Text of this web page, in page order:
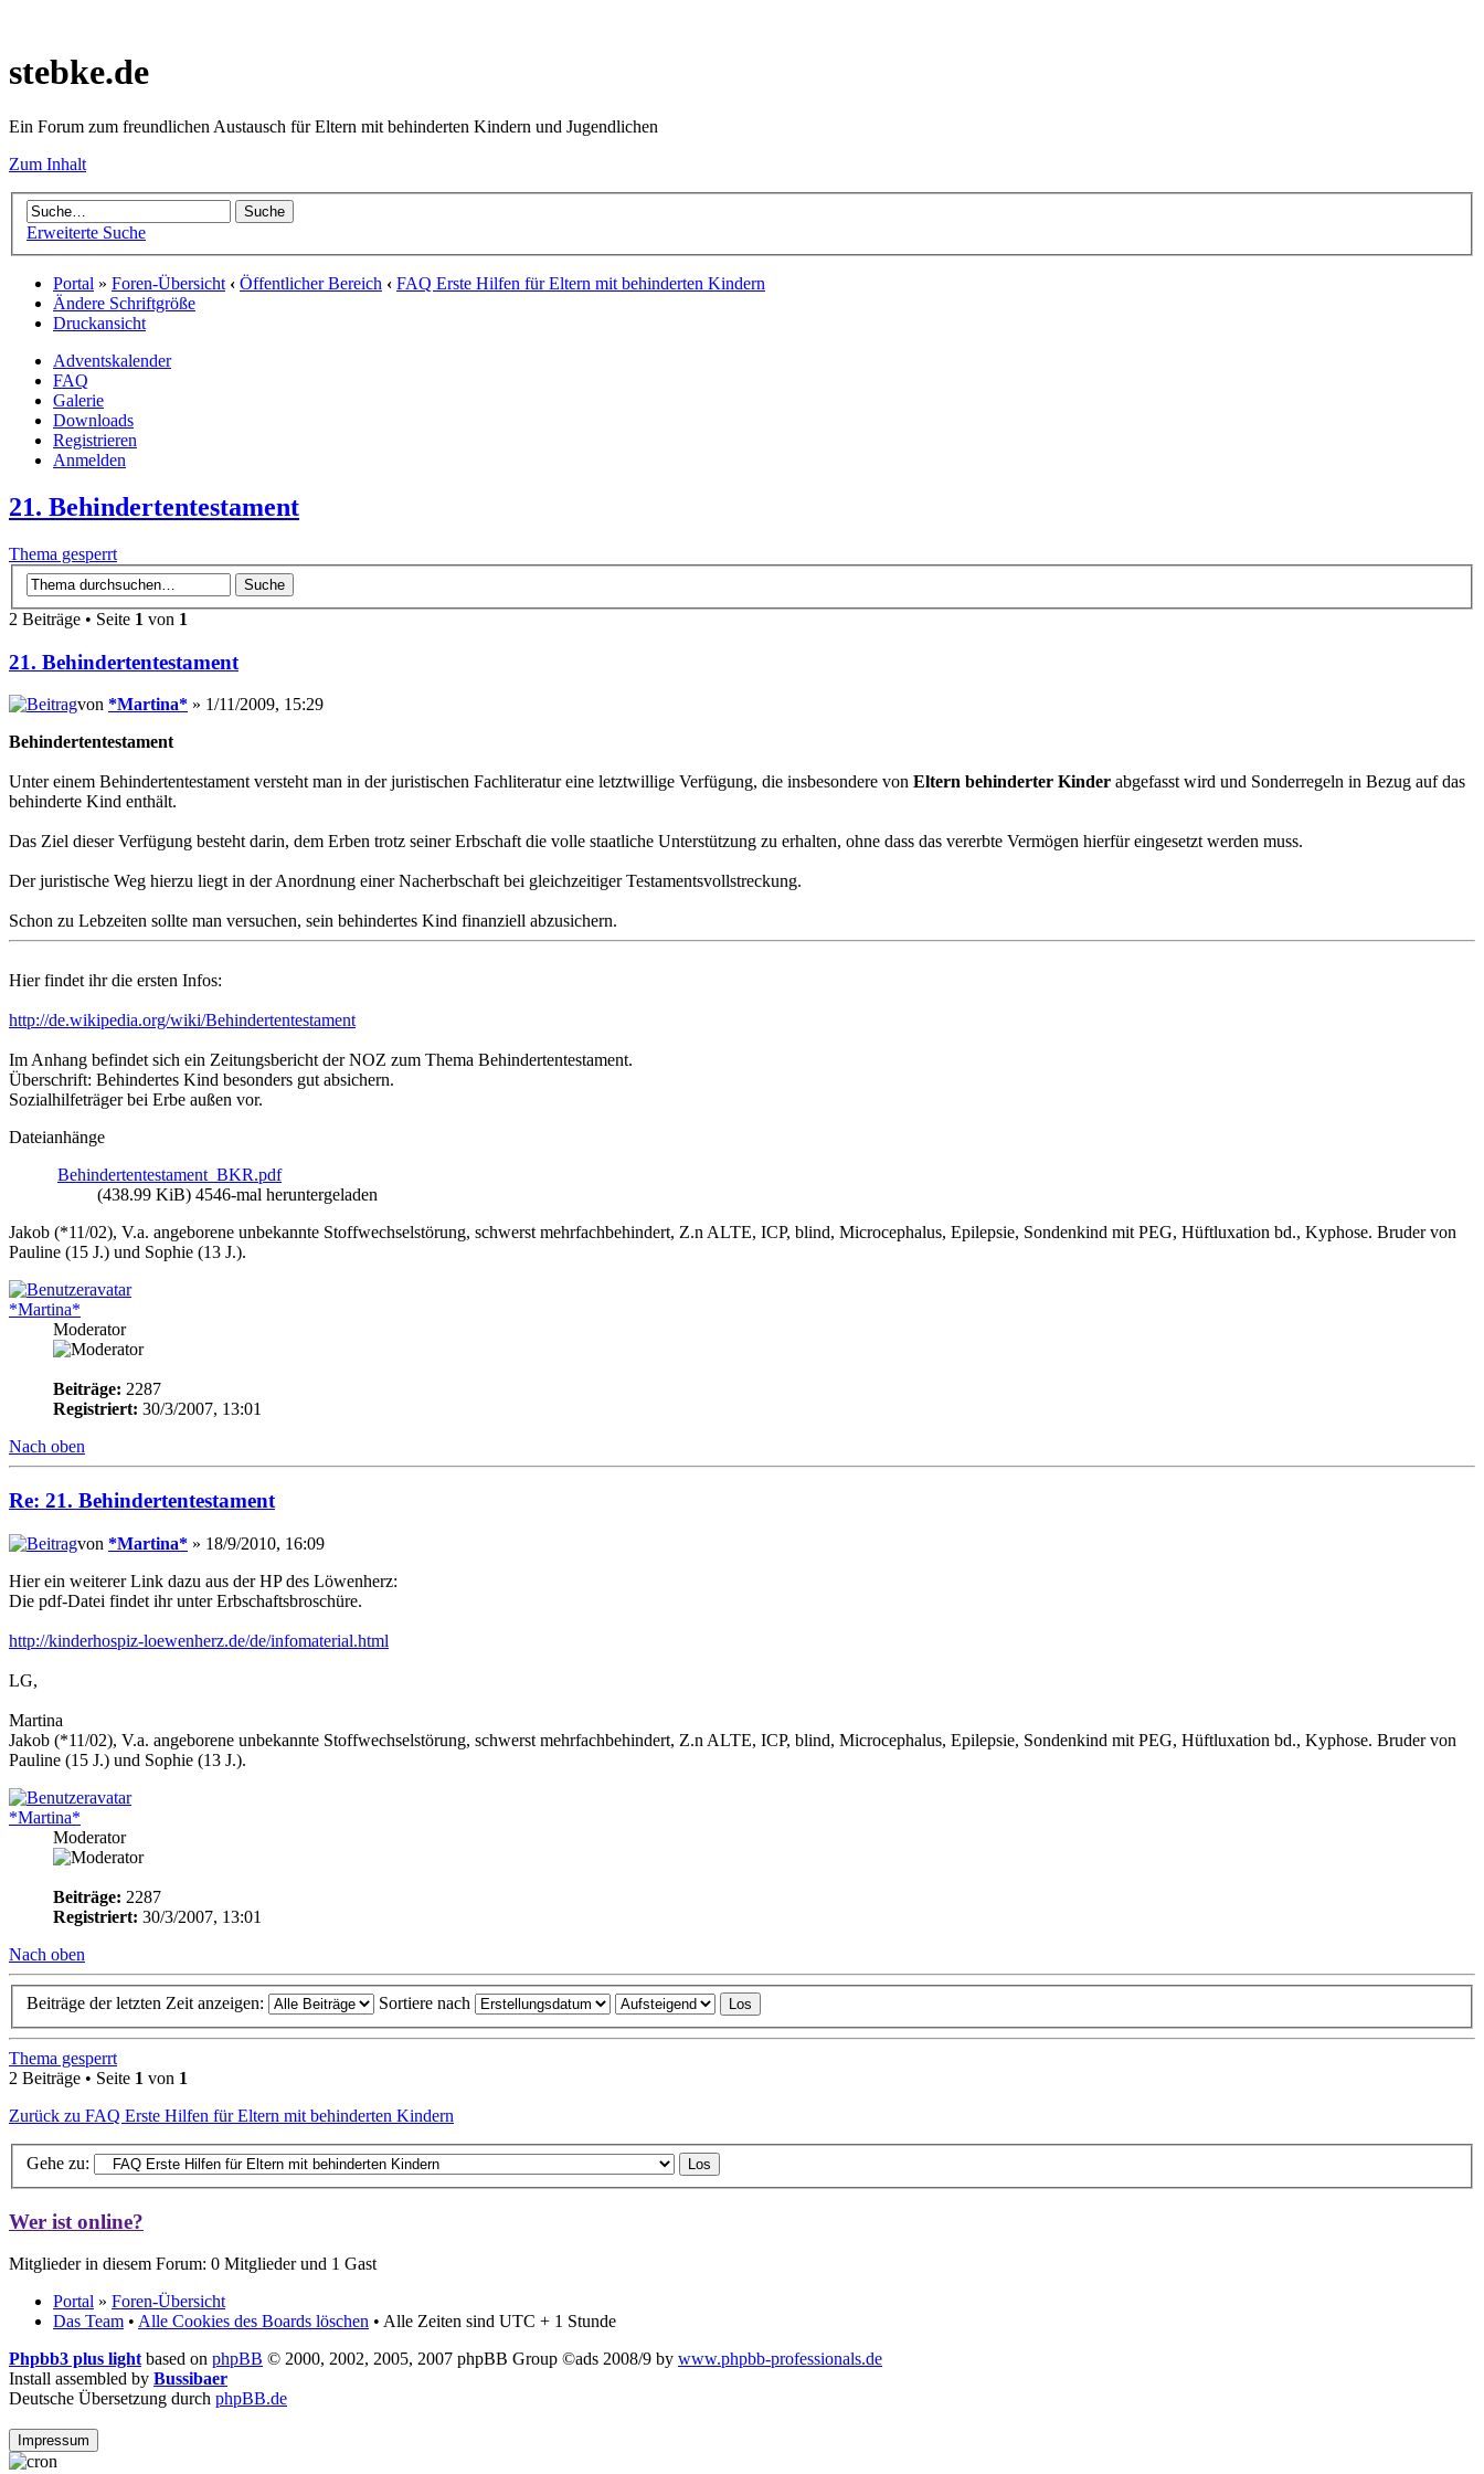
stebke.de
Ein Forum zum freundlichen Austausch für Eltern mit behinderten Kindern und Jugendlichen
Zum Inhalt
Erweiterte Suche
Portal » Foren-Übersicht ‹ Öffentlicher Bereich ‹ FAQ Erste Hilfen für Eltern mit behinderten Kindern
Ändere Schriftgröße
Druckansicht
Adventskalender
FAQ
Galerie
Downloads
Registrieren
Anmelden
21. Behindertentestament
Thema gesperrt
2 Beiträge • Seite 1 von 1
21. Behindertentestament
von *Martina* » 1/11/2009, 15:29
Behindertentestament
Unter einem Behindertentestament versteht man in der juristischen Fachliteratur eine letztwillige Verfügung, die insbesondere von Eltern behinderter Kinder abgefasst wird und Sonderregeln in Bezug auf das
behinderte Kind enthält.
Das Ziel dieser Verfügung besteht darin, dem Erben trotz seiner Erbschaft die volle staatliche Unterstützung zu erhalten, ohne dass das vererbte Vermögen hierfür eingesetzt werden muss.
Der juristische Weg hierzu liegt in der Anordnung einer Nacherbschaft bei gleichzeitiger Testamentsvollstreckung.
Schon zu Lebzeiten sollte man versuchen, sein behindertes Kind finanziell abzusichern.
Hier findet ihr die ersten Infos:
http://de.wikipedia.org/wiki/Behindertentestament
Im Anhang befindet sich ein Zeitungsbericht der NOZ zum Thema Behindertentestament.
Überschrift: Behindertes Kind besonders gut absichern.
Sozialhilfeträger bei Erbe außen vor.
Dateianhänge
Behindertentestament_BKR.pdf
(438.99 KiB) 4546-mal heruntergeladen
Jakob (*11/02), V.a. angeborene unbekannte Stoffwechselstörung, schwerst mehrfachbehindert, Z.n ALTE, ICP, blind, Microcephalus, Epilepsie, Sondenkind mit PEG, Hüftluxation bd., Kyphose. Bruder von
Pauline (15 J.) und Sophie (13 J.).
*Martina*
Moderator
Beiträge: 2287
Registriert: 30/3/2007, 13:01
Nach oben
Re: 21. Behindertentestament
von *Martina* » 18/9/2010, 16:09
Hier ein weiterer Link dazu aus der HP des Löwenherz:
Die pdf-Datei findet ihr unter Erbschaftsbroschüre.
http://kinderhospiz-loewenherz.de/de/infomaterial.html
LG,
Martina
Jakob (*11/02), V.a. angeborene unbekannte Stoffwechselstörung, schwerst mehrfachbehindert, Z.n ALTE, ICP, blind, Microcephalus, Epilepsie, Sondenkind mit PEG, Hüftluxation bd., Kyphose. Bruder von
Pauline (15 J.) und Sophie (13 J.).
*Martina*
Moderator
Beiträge: 2287
Registriert: 30/3/2007, 13:01
Nach oben
Beiträge der letzten Zeit anzeigen: Sortiere nach
Thema gesperrt
2 Beiträge • Seite 1 von 1
Zurück zu FAQ Erste Hilfen für Eltern mit behinderten Kindern
Gehe zu:
Wer ist online?
Mitglieder in diesem Forum: 0 Mitglieder und 1 Gast
Portal » Foren-Übersicht
Das Team • Alle Cookies des Boards löschen • Alle Zeiten sind UTC + 1 Stunde
Phpbb3 plus light based on phpBB © 2000, 2002, 2005, 2007 phpBB Group ©ads 2008/9 by www.phpbb-professionals.de
Install assembled by Bussibaer
Deutsche Übersetzung durch phpBB.de